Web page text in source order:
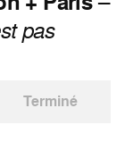
pas
Terminé